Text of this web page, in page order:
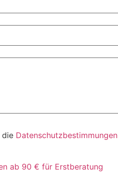
die Datenschutzbestimmungen
ab 90 € für Erstberatung